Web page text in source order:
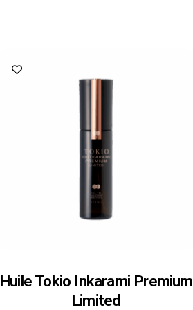
Huile Tokio Inkarami Premium
Limited